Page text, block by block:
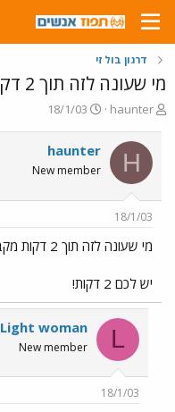
דרגון בול זי
מי שעונה לזה תוך 2 דקות מקבל פרס!
פ
ח
ה
ו
ש
haunter
פ
ס
ם
ת
י
18/1/03
H
haunter
New member
18/1/03
מי שעונה לזה תוך 2 דקות מקבל פרס!
יש לכם 2 דקות!
L
Light woman
New member
18/1/03